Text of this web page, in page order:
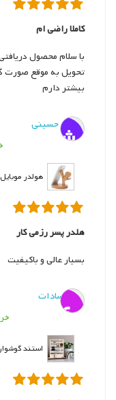
کاملا راضی ام
با سلام محصول
تحویل به موقع صورت
بیشتر دارم
ش
ش. حسینی
هولدر
هلدر پسر رزمی کار
بسیار عالی و باکیفیت
ی
ی. سادات
استند